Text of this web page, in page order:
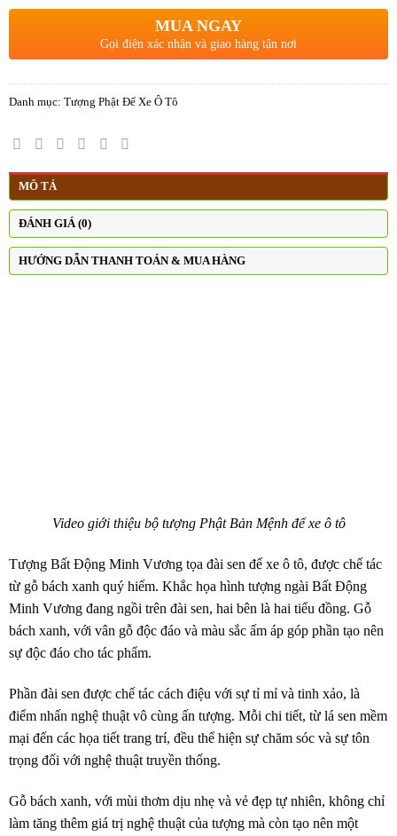
MUA NGAY
Gọi điện xác nhận và giao hàng tận nơi
Danh mục: Tượng Phật Để Xe Ô Tô
MÔ TẢ
ĐÁNH GIÁ (0)
HƯỚNG DẪN THANH TOÁN & MUA HÀNG
Video giới thiệu bộ tượng Phật Bản Mệnh để xe ô tô
Tượng Bất Động Minh Vương tọa đài sen để xe ô tô, được chế tác
từ gỗ bách xanh quý hiếm. Khắc họa hình tượng ngài Bất Động
Minh Vương đang ngồi trên đài sen, hai bên là hai tiểu đồng. Gỗ
bách xanh, với vân gỗ độc đáo và màu sắc ấm áp góp phần tạo nên
sự độc đáo cho tác phẩm.
Phần đài sen được chế tác cách điệu với sự tỉ mỉ và tinh xảo, là
điểm nhấn nghệ thuật vô cùng ấn tượng. Mỗi chi tiết, từ lá sen mềm
mại đến các họa tiết trang trí, đều thể hiện sự chăm sóc và sự tôn
trọng đối với nghệ thuật truyền thống.
Gỗ bách xanh, với mùi thơm dịu nhẹ và vẻ đẹp tự nhiên, không chỉ
làm tăng thêm giá trị nghệ thuật của tượng mà còn tạo nên một